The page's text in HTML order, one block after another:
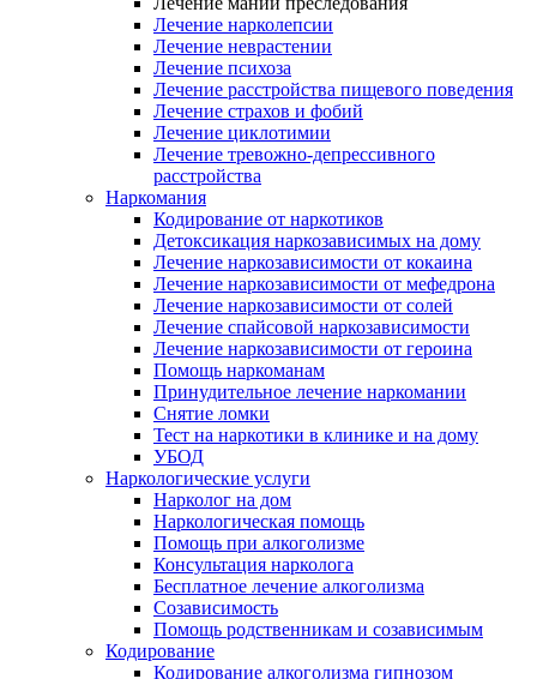
Лечение нарколепсии
Лечение неврастении
Лечение психоза
Лечение расстройства пищевого поведения
Лечение страхов и фобий
Лечение циклотимии
Лечение тревожно-депрессивного
расстройства
Наркомания
Кодирование от наркотиков
Детоксикация наркозависимых на дому
Лечение наркозависимости от кокаина
Лечение наркозависимости от мефедрона
Лечение наркозависимости от солей
Лечение спайсовой наркозависимости
Лечение наркозависимости от героина
Помощь наркоманам
Принудительное лечение наркомании
Снятие ломки
Тест на наркотики в клинике и на дому
УБОД
Наркологические услуги
Нарколог на дом
Наркологическая помощь
Помощь при алкоголизме
Консультация нарколога
Бесплатное лечение алкоголизма
Созависимость
Помощь родственникам и созависимым
Кодирование
Кодирование алкоголизма гипнозом